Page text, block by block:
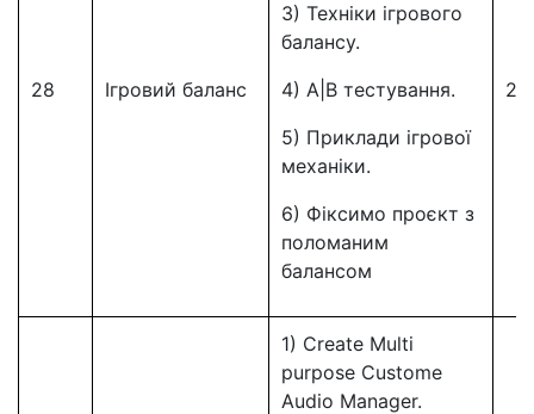
28 Ігровий баланс
3) Техніки ігрового
балансу.
4) A|B тестування.
5) Приклади ігрової
механіки.
6) Фіксимо проєкт з
поломаним
балансом
28
1) Create Multi
purpose Custome
Audio Manager.